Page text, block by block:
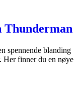
Thunderman
spennende blanding
Her finner du en nøye